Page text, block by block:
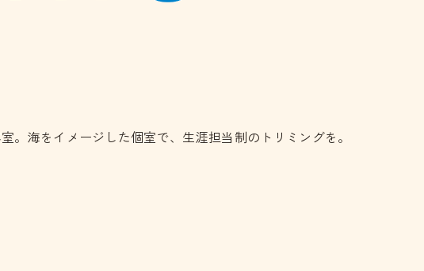
海をイメージした個室で、生涯担当制のトリミングを。